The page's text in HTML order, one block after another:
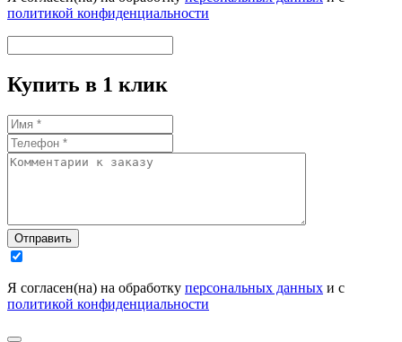
политикой конфиденциальности
Купить в 1 клик
Отправить
Я согласен(на) на обработку персональных данных и с
политикой конфиденциальности